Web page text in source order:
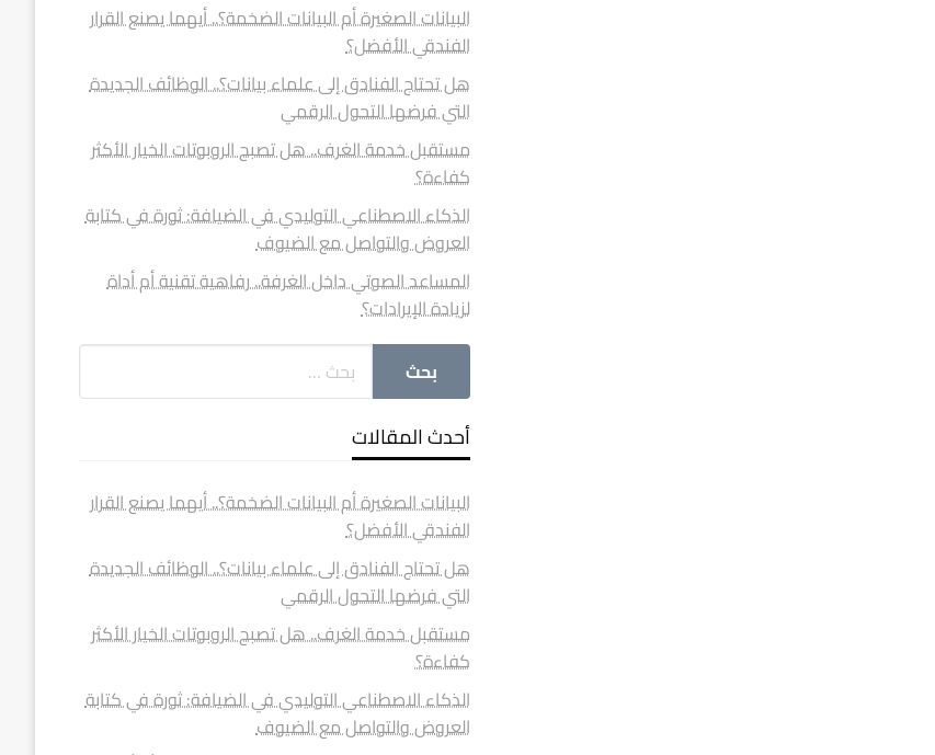
البيانات الصغيرة أم البيانات الضخمة؟.. أيهما يصنع القرار
الفندقي الأفضل؟
هل تحتاج الفنادق إلى علماء بيانات؟.. الوظائف الجديدة
التي فرضها التحول الرقمي
مستقبل خدمة الغرف.. هل تصبح الروبوتات الخيار الأكثر
كفاءة؟
الذكاء الاصطناعي التوليدي في الضيافة: ثورة في كتابة
العروض والتواصل مع الضيوف
المساعد الصوتي داخل الغرفة.. رفاهية تقنية أم أداة
لزيادة الإيرادات؟
أحدث المقالات
البيانات الصغيرة أم البيانات الضخمة؟.. أيهما يصنع القرار
الفندقي الأفضل؟
هل تحتاج الفنادق إلى علماء بيانات؟.. الوظائف الجديدة
التي فرضها التحول الرقمي
مستقبل خدمة الغرف.. هل تصبح الروبوتات الخيار الأكثر
كفاءة؟
الذكاء الاصطناعي التوليدي في الضيافة: ثورة في كتابة
العروض والتواصل مع الضيوف